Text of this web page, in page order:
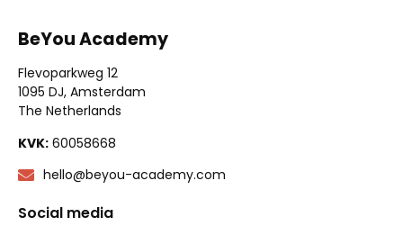
BeYou Academy
Flevoparkweg 12
1095 DJ, Amsterdam
The Netherlands
KVK: 60058668
hello@beyou-academy.com
Social media